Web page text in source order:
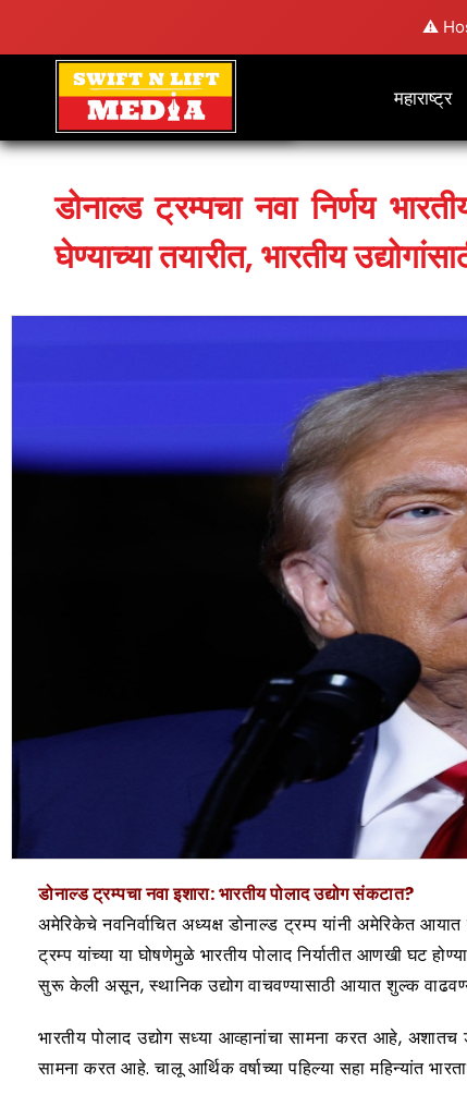
⚠️
महाराष्ट्र
डोनाल्ड ट्रम्पचा नवा निर्णय
घेण्याच्या तयारीत, भारतीय
डोनाल्ड ट्रम्पचा नवा इशारा: भारतीय पोलाद उद्योग संकटात?
अमेरिकेचे नवनिर्वाचित अध्यक्ष डोनाल्ड ट्रम्प यांनी अमेरिकेत
ट्रम्प यांच्या या घोषणेमुळे भारतीय पोलाद निर्यातीत आणखी घट
सुरू केली असून, स्थानिक उद्योग वाचवण्यासाठी आयात शुल्क
भारतीय पोलाद उद्योग सध्या आव्हानांचा सामना करत आहे, अशातच
सामना करत आहे. चालू आर्थिक वर्षाच्या पहिल्या सहा महिन्यांत